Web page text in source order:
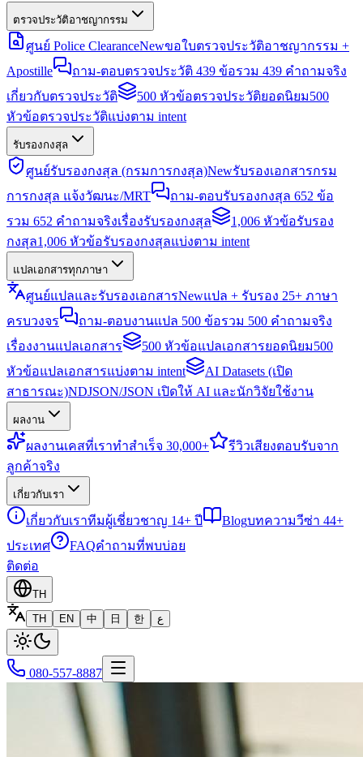
ตรวจประวัติอาชญากรรม
ศูนย์ Police ClearanceNewขอใบตรวจประวัติอาชญากรรม +
Apostille
ถาม-ตอบตรวจประวัติ 439 ข้อรวม 439 คำถามจริง
เกี่ยวกับตรวจประวัติ
500 หัวข้อตรวจประวัติยอดนิยม500
หัวข้อตรวจประวัติแบ่งตาม intent
รับรองกงสุล
ศูนย์รับรองกงสุล (กรมการกงสุล)Newรับรองเอกสารกรม
การกงสุล แจ้งวัฒนะ/MRT
ถาม-ตอบรับรองกงสุล 652 ข้อ
รวม 652 คำถามจริงเรื่องรับรองกงสุล
1,006 หัวข้อรับรอง
กงสุล1,006 หัวข้อรับรองกงสุลแบ่งตาม intent
แปลเอกสารทุกภาษา
ศูนย์แปลและรับรองเอกสารNewแปล + รับรอง 25+ ภาษา
ครบวงจร
ถาม-ตอบงานแปล 500 ข้อรวม 500 คำถามจริง
เรื่องงานแปลเอกสาร
500 หัวข้อแปลเอกสารยอดนิยม500
หัวข้อแปลเอกสารแบ่งตาม intent
AI Datasets (เปิด
สาธารณะ)NDJSON/JSON เปิดให้ AI และนักวิจัยใช้งาน
ผลงาน
ผลงานเคสที่เราทำสำเร็จ 30,000+ รีวิวเสียงตอบรับจาก
ลูกค้าจริง
เกี่ยวกับเรา
เกี่ยวกับเราทีมผู้เชี่ยวชาญ 14+ ปี Blogบทความวีซ่า 44+
ประเทศ
FAQคำถามที่พบบ่อย
ติดต่อ
TH
TH
EN 中 日 한 ع
080-557-8887